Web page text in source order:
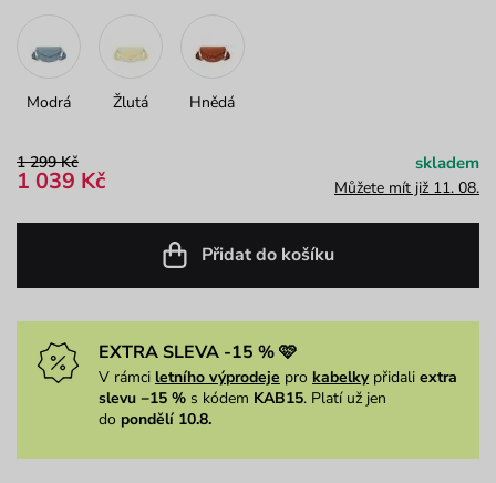
Modrá Žlutá Hnědá
1 299 Kč
1 039 Kč
skladem
Můžete mít již 11. 08.
Přidat do košíku
EXTRA SLEVA -15 % 🩷
V rámci letního výprodeje pro kabelkypřidali extra
slevu −15 % s kódem KAB15. Platí už jen
do pondělí 10.8.